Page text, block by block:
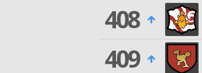
408
409